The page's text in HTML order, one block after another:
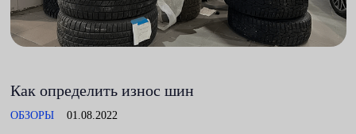
Как определить износ шин
ОБЗОРЫ 01.08.2022